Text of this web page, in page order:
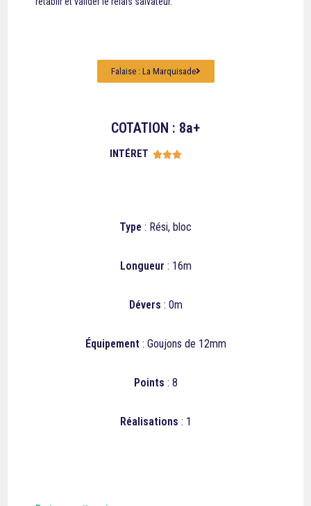
Falaise : La Marquisade
COTATION : 8a+
INTÉRET 
Type : Rési, bloc
Longueur : 16m
Dévers : 0m
Équipement: Goujons de 12mm
Points : 8
Réalisations : 1